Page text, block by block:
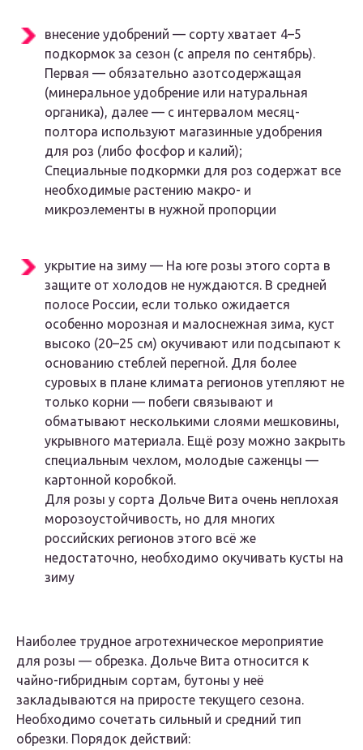
внесение удобрений — сорту хватает 4–5
подкормок за сезон (с апреля по сентябрь).
Первая — обязательно азотсодержащая
(минеральное удобрение или натуральная
органика), далее — с интервалом месяц-
полтора используют магазинные удобрения
для роз (либо фосфор и калий);
Специальные подкормки для роз содержат все
необходимые растению макро- и
микроэлементы в нужной пропорции
укрытие на зиму — На юге розы этого сорта в
защите от холодов не нуждаются. В средней
полосе России, если только ожидается
особенно морозная и малоснежная зима, куст
высоко (20–25 см) окучивают или подсыпают к
основанию стеблей перегной. Для более
суровых в плане климата регионов утепляют не
только корни — побеги связывают и
обматывают несколькими слоями мешковины,
укрывного материала. Ещё розу можно закрыть
специальным чехлом, молодые саженцы —
картонной коробкой.
Для розы у сорта Дольче Вита очень неплохая
морозоустойчивость, но для многих
российских регионов этого всё же
недостаточно, необходимо окучивать кусты на
зиму
Наиболее трудное агротехническое мероприятие
для розы — обрезка. Дольче Вита относится к
чайно-гибридным сортам, бутоны у неё
закладываются на приросте текущего сезона.
Необходимо сочетать сильный и средний тип
обрезки. Порядок действий: